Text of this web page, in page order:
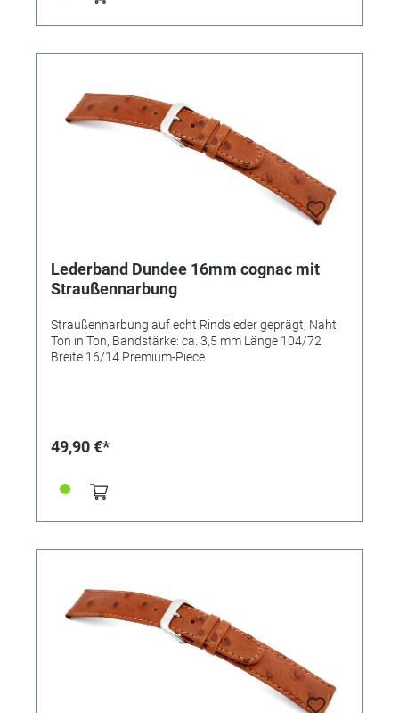
Lederband Dundee 16mm cognac mit
Straußennarbung
Straußennarbung auf echt Rindsleder geprägt, Naht:
Ton in Ton, Bandstärke: ca. 3,5 mm Länge 104/72
Breite 16/14 Premium-Piece
49,90 €*